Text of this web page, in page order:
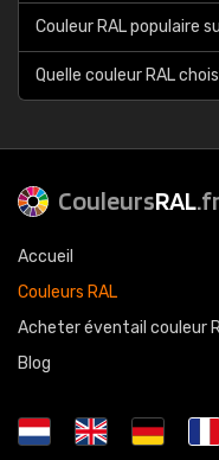
Couleur RAL populaire
Quelle couleur RAL
CouleursRAL.fr
Accueil
Couleurs RAL
Acheter éventail couleur
Blog